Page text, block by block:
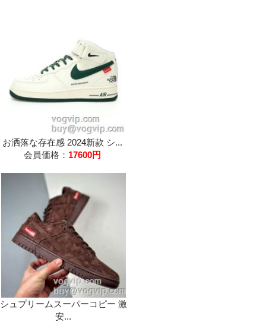
お洒落な存在感 2024新款 シ...
会員価格： 17600円
シュプリームスーパーコピー 激
安...